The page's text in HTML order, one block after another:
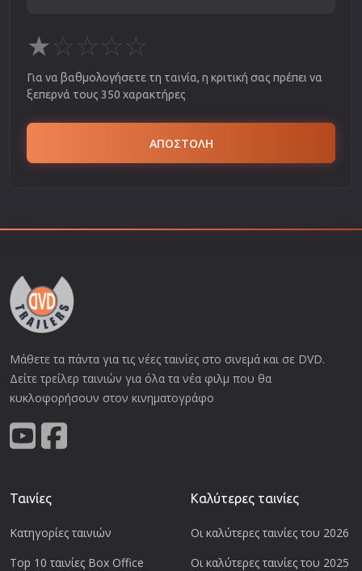
★☆☆☆☆
Για να βαθμολογήσετε τη ταινία, η κριτική σας πρέπει να
ξεπερνά τους 350 χαρακτήρες
ΑΠΟΣΤΟΛΗ
Μάθετε τα πάντα για τις νέες ταινίες στο σινεμά και σε DVD.
Δείτε τρείλερ ταινιών για όλα τα νέα φιλμ που θα
κυκλοφορήσουν στον κινηματογράφο
Ταινίες
Κατηγορίες ταινιών
Top 10 ταινίες Box Office
Καλύτερες ταινίες
Οι καλύτερες ταινίες του 2026
Οι καλύτερες ταινίες του 2025